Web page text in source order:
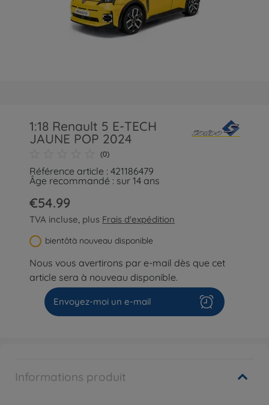
1:18 Renault 5 E-TECH
JAUNE POP 2024
(0)
Référence article : 421186479
Âge recommandé : sur 14 ans
€54.99
TVA incluse, plus Frais d'expédition
bientôtà nouveau disponible
Nous vous avertirons par e-mail dès que cet
article sera à nouveau disponible.
Envoyez-moi un e-mail
Informations produit